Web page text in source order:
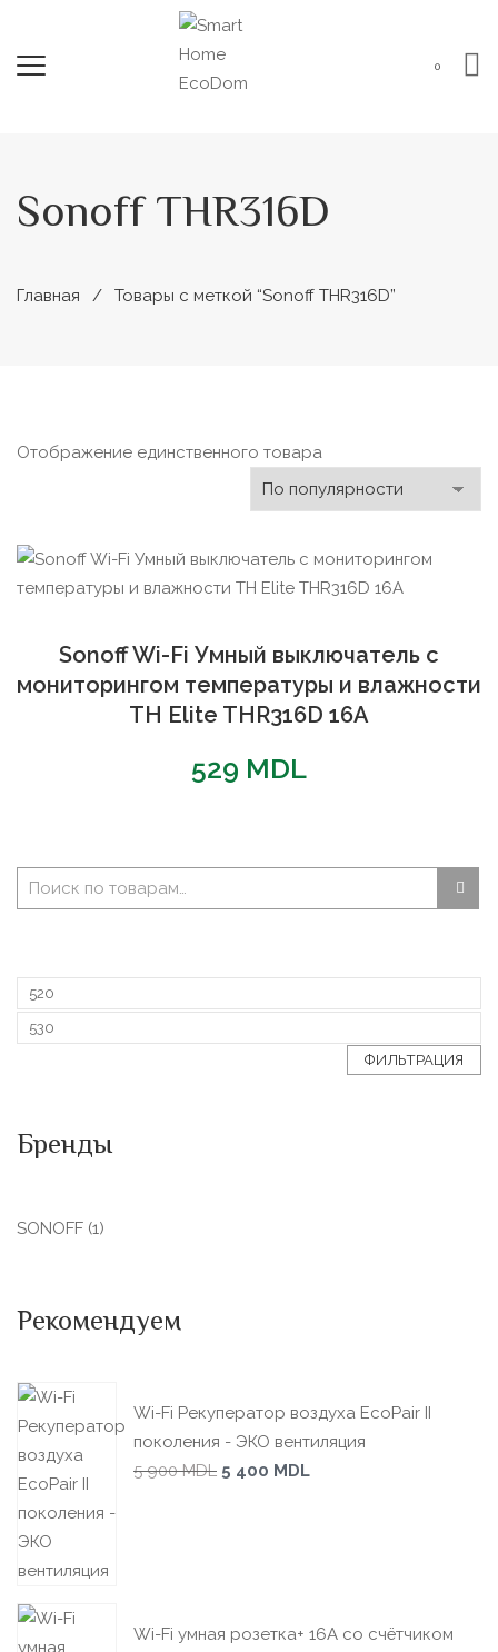
0
Sonoff THR316D
Главная Товары с меткой “Sonoff THR316D”
Отображение единственного товара
Sonoff Wi-Fi Умный выключатель с
мониторингом температуры и влажности
TH Elite THR316D 16A
529 MDL
ФИЛЬТРАЦИЯ
Бренды
SONOFF (1)
Рекомендуем
Wi-Fi Рекуператор воздуха EcoPair II
поколения - ЭКО вентиляция
5 900MDL 5 400 MDL
Wi-Fi умная розетка+ 16А со счётчиком